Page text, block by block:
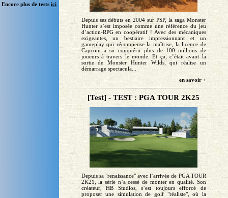
Encore plus de testsici
Depuis ses débuts en 2004 sur PSP, la saga Monster
Hunter s’est imposée comme une référence du jeu
d’action-RPG en coopératif ! Avec des mécaniques
exigeantes, un bestiaire impressionnant et un
gameplay qui récompense la maîtrise, la licence de
Capcom a su conquérir plus de 100 millions de
joueurs à travers le monde. Et ça, c’était avant la
sortie de Monster Hunter Wilds, qui réalise un
démarrage spectacula...
en savoir +
[Test] - TEST : PGA TOUR 2K25
Depuis sa "renaissance" avec l’arrivée de PGA TOUR
2K21, la série n’a cessé de monter en qualité. Son
créateur, HB Studios, s’est toujours efforcé de
proposer une simulation de golf "réaliste", où la